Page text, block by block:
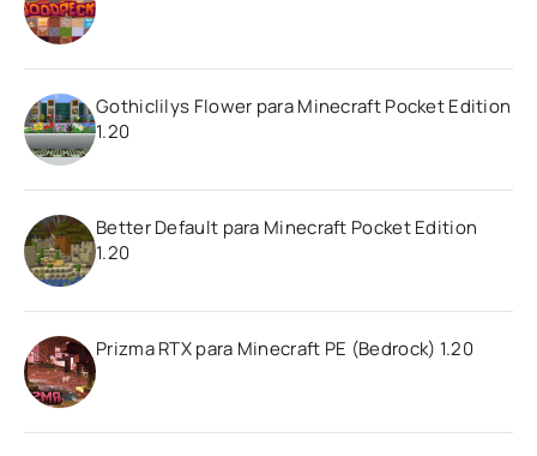
Gothiclilys Flower para Minecraft Pocket Edition
1.20
Better Default para Minecraft Pocket Edition
1.20
Prizma RTX para Minecraft PE (Bedrock) 1.20